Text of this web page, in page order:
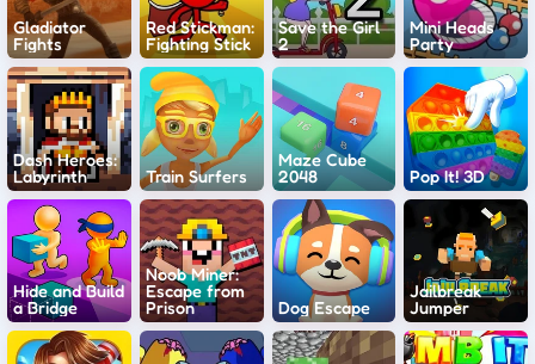
Gladiator
Fights
Red Stickman:
Fighting Stick
Save the Girl
2
Mini Heads
Party
Dash Heroes:
Labyrinth
Train Surfers
Maze Cube
2048
Pop It! 3D
Hide and Build
a Bridge
Noob Miner:
Escape from
Prison
Dog Escape
Jailbreak
Jumper